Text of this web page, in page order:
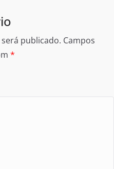
publicado. Campos
*